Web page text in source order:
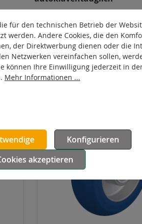
Laufbelag
für den technischen Betrieb der
werden. Andere Cookies, die den
der Direktwerbung dienen oder die
Netzwerken vereinfachen sollen,
können Ihre Einwilligung jederzeit in
Mehr Informationen ...
Konfigurieren
akzeptieren